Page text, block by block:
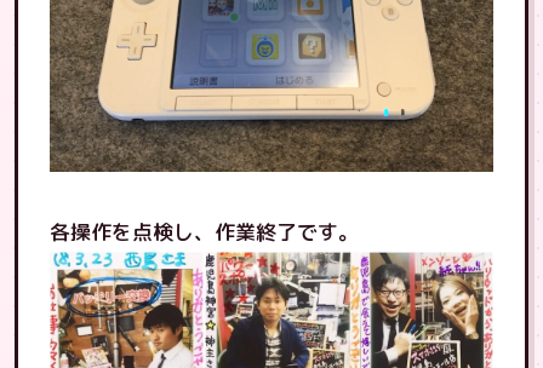
各操作を点検し、作業終了です。